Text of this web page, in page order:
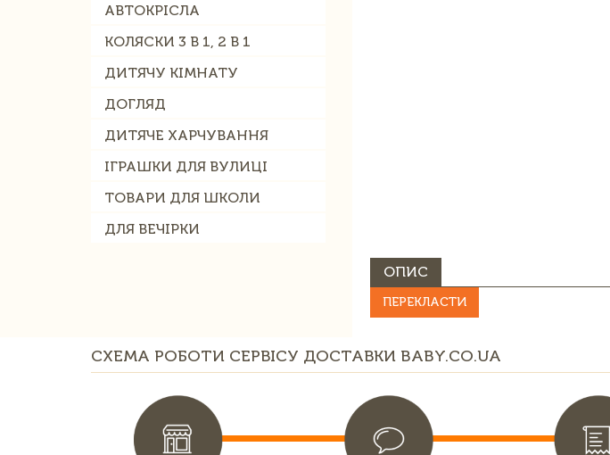
АВТОКРІСЛА
КОЛЯСКИ 3 В 1, 2 В 1
ДИТЯЧУ КІМНАТУ
ДОГЛЯД
ДИТЯЧЕ ХАРЧУВАННЯ
ІГРАШКИ ДЛЯ ВУЛИЦІ
ТОВАРИ ДЛЯ ШКОЛИ
ДЛЯ ВЕЧІРКИ
ОПИС
ПЕРЕКЛАСТИ
СХЕМА РОБОТИ СЕРВІСУ ДОСТАВКИ BABY.CO.UA